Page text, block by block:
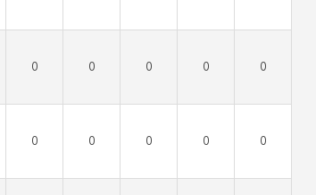
0 0 0 0 0
0 0 0 0 0